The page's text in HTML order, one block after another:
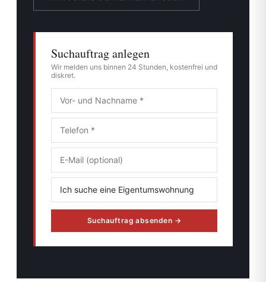
Suchauftrag anlegen
Wir melden uns binnen 24 Stunden, kostenfrei und
diskret.
Suchauftrag absenden →